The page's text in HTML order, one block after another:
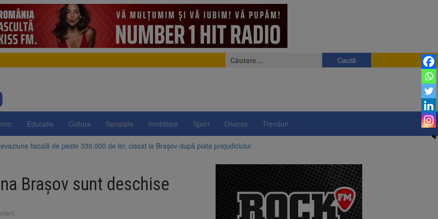
Caută
după:
Educatie Cultura Sanatate Imobiliare Sport Diverse Trenduri
fiscală de peste 330.000 de lei, clasat la Brașov după plata prejudiciului
Brașov amenință cu sistarea plăților către Brai-Cata și Comprest. Motivul: platforme de gunoi
de lângă Piața Star din Brașov au fost demolate
Belvedere de pe Tâmpa intră în renovare. Contract de peste 1 milion de lei și termen de trei
Brașov sunt deschise